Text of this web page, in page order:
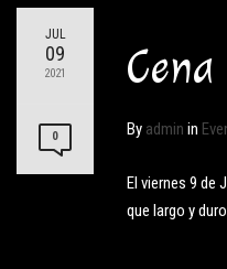
JUL
09
2021
0 By admin in
El viernes 9 de
que largo y